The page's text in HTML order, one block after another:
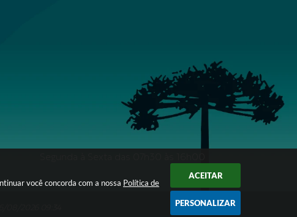
você concorda com a nossa Política de
ACEITAR
PERSONALIZAR